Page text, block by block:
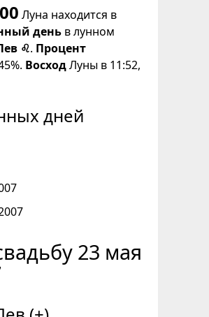
Луна находится в
день в лунном
♌. Процент
ВосходЛуны в 11:52,
дней
23 мая